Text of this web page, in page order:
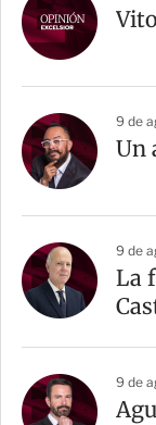
9 de
Un
9 de
La
9 de